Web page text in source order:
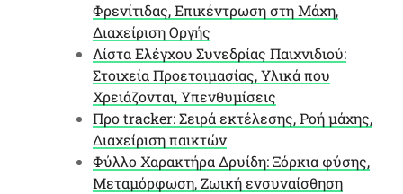
Φρενίτιδας, Επικέντρωση στη Μάχη,
Διαχείριση Οργής
Λίστα Ελέγχου Συνεδρίας Παιχνιδιού:
Στοιχεία Προετοιμασίας, Υλικά που
Χρειάζονται, Υπενθυμίσεις
Προ tracker: Σειρά εκτέλεσης, Ροή μάχης,
Διαχείριση παικτών
Φύλλο Χαρακτήρα Δρυίδη: Ξόρκια φύσης,
Μεταμόρφωση, Ζωική ενσυναίσθηση